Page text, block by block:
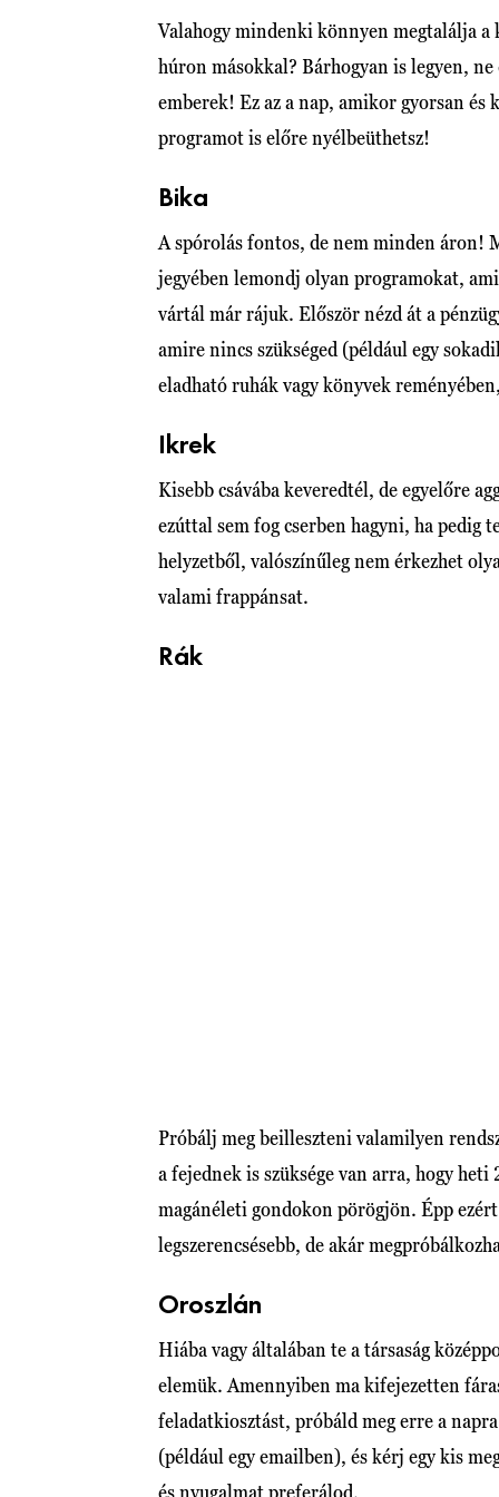
Valahogy mindenki könnyen megtalálja a
húron másokkal? Bárhogyan is legyen,
emberek! Ez az a nap, amikor gyorsan
programot is előre nyélbeüthetsz!
Bika
A spórolás fontos, de nem minden áron!
jegyében lemondj olyan programokat,
vártál már rájuk. Először nézd át a
amire nincs szükséged (például egy
eladható ruhák vagy könyvek
Ikrek
Kisebb csávába keveredtél, de egyelőre
ezúttal sem fog cserben hagyni, ha pedig
helyzetből, valószínűleg nem érkezhet
valami frappánsat.
Rák
Próbálj meg beilleszteni valamilyen
a fejednek is szüksége van arra, hogy
magánéleti gondokon pörögjön. Épp
legszerencsésebb, de akár
Oroszlán
Hiába vagy általában te a társaság
elemük. Amennyiben ma kifejezetten
feladatkiosztást, próbáld meg erre a
(például egy emailben), és kérj egy kis